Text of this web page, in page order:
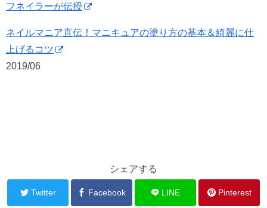
フネイラーが伝授
ネイルマニア直伝！マニキュアの塗り方の基本＆綺麗に仕
上げるコツ
2019/06
シェアする
Twitter Facebook LINE Pinterest